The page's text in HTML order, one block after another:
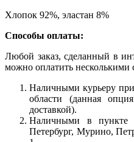
Хлопок 92%, эластан 8%
Способы оплаты:
Любой заказ, сделанный в
можно оплатить несколькими
Наличными курьеру
области (данная
доставкой).
Наличными в пункте
Петербург, Мурино,